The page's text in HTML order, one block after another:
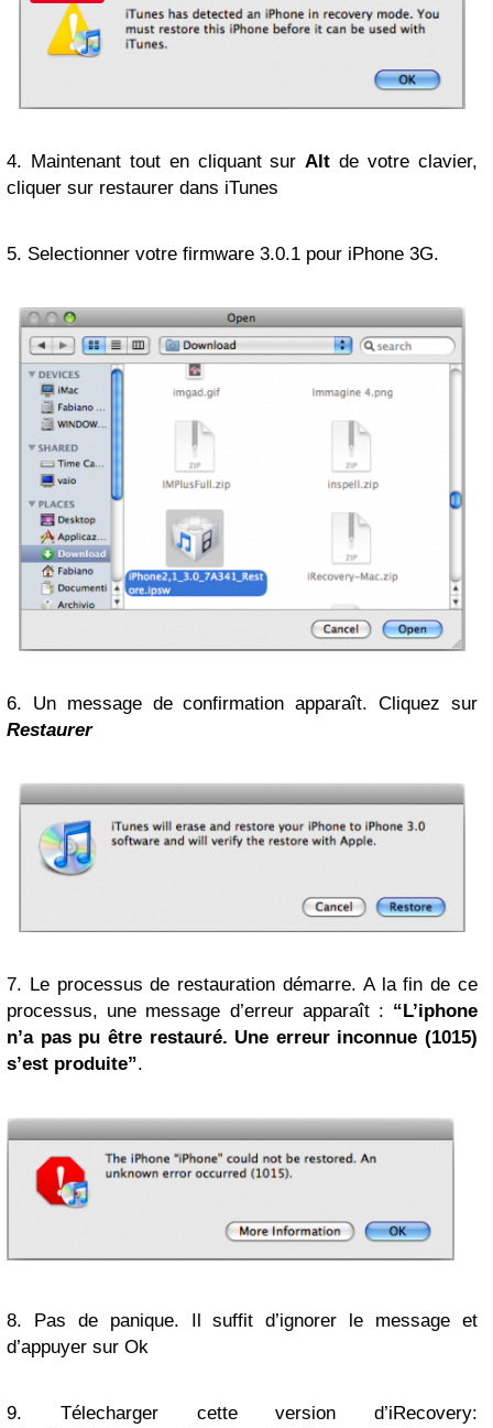
4. Maintenant tout en cliquant sur Alt de votre clavier,
cliquer sur restaurer dans iTunes
5. Selectionner votre firmware 3.0.1 pour iPhone 3G.
6. Un message de confirmation apparaît. Cliquez sur
Restaurer
7. Le processus de restauration démarre. A la fin de ce
processus, une message d’erreur apparaît : “L’iphone
n’a pas pu être restauré. Une erreur inconnue (1015)
s’est produite”.
8. Pas de panique. Il suffit d’ignorer le message et
d’appuyer sur Ok
9. Télecharger cette version d’iRecovery: